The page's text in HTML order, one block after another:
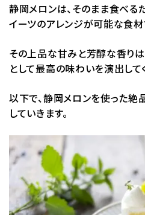
静岡メロンは、そのまま食べる
イーツのアレンジが可能な食材
その上品な甘みと芳醇な香りは
として最高の味わいを演出して
以下で、静岡メロンを使った絶
していきます。